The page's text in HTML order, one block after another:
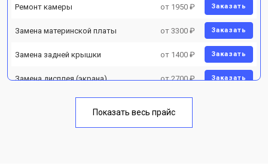
Ремонт камеры от 1950 ₽ Заказать
Замена материнской платы от 3300 ₽ Заказать
Замена задней крышки от 1400 ₽ Заказать
Замена дисплея (экрана) от 2700 ₽ Заказать
Замена кнопки включения от 1750 ₽
Показать весь прайс